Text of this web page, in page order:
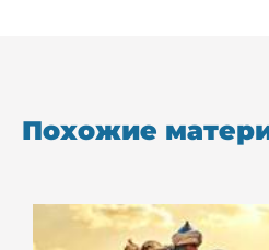
Похожие